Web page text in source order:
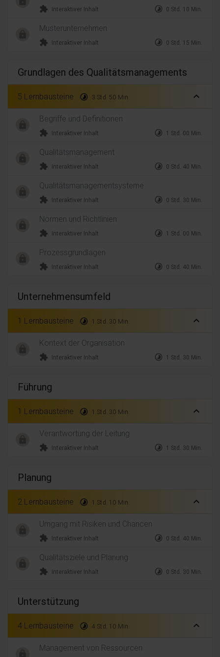
extension Interaktiver Inhalt timelapse 0 Std. 10 Min.
Musterunternehmen
extension Interaktiver Inhalt timelapse 0 Std. 15 Min.
Grundlagen des Qualitätsmanagements
5 Lernbausteine timelapse 3 Std. 50 Min. expand_less
Begriffe und Definitionen
extension Interaktiver Inhalt timelapse 1 Std. 00 Min.
Qualitätsmanagement
extension Interaktiver Inhalt timelapse 0 Std. 40 Min.
Qualitätsmanagementsysteme
extension Interaktiver Inhalt timelapse 0 Std. 30 Min.
Normen und Richtlinien
extension Interaktiver Inhalt timelapse 1 Std. 00 Min.
Prozessgrundlagen
extension Interaktiver Inhalt timelapse 0 Std. 40 Min.
Unternehmensumfeld
1 Lernbausteine timelapse 1 Std. 30 Min. expand_less
Kontext der Organisation
extension Interaktiver Inhalt timelapse 1 Std. 30 Min.
Führung
1 Lernbausteine timelapse 1 Std. 30 Min. expand_less
Verantwortung der Leitung
extension Interaktiver Inhalt timelapse 1 Std. 30 Min.
Planung
2 Lernbausteine timelapse 1 Std. 10 Min. expand_less
Umgang mit Risiken und Chancen
extension Interaktiver Inhalt timelapse 0 Std. 40 Min.
Qualitätsziele und Planung
extension Interaktiver Inhalt timelapse 0 Std. 30 Min.
Unterstützung
4 Lernbausteine timelapse 4 Std. 10 Min. expand_less
Management von Ressourcen